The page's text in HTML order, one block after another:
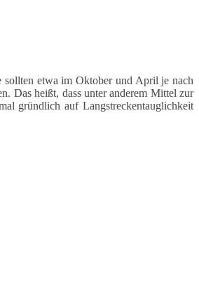
sollten etwa im Oktober und April je nach
Das heißt, dass unter anderem Mittel zur
gründlich auf Langstreckentauglichkeit